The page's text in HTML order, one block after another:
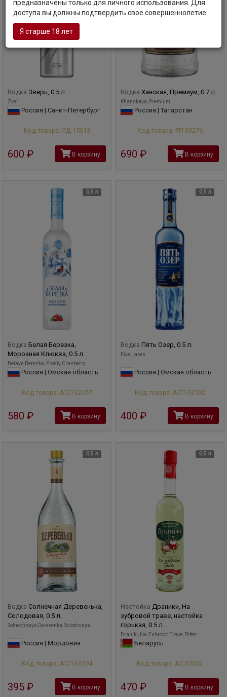
Водка Зверь, 0.5 л.
Zver
Россия | Санкт-Петербург
Код товара: ЛД-15313
600 В корзину
Водка Ханская, Премиум, 0.7 л.
Khanskaya, Premium
Россия | Татарстан
Код товара: РП-30276
690 В корзину
0,5 л
Водка Белая Березка,
Морозная Клюква, 0.5 л.
Belaya Berezka, Frosty Cranberry
Россия | Омская область
Код товара: АСП-32557
580 В корзину
0,5 л
Водка Пять Озер, 0.5 л.
Five Lakes
Россия | Омская область
Код товара: АСП-32592
400 В корзину
0,5 л
Водка Солнечная Деревенька,
Солодовая, 0.5 л.
Solnechnaya Derevenka, Solodovaya
Россия | Мордовия
Код товара: АСП-33594
395 В корзину
0,5 л
Настойка Драники, На
зубровой траве, настойка
горькая, 0.5 л.
Draniki, Na Zubrovoj Trave, Bitter
Беларусь
Код товара: АС-33632
470 В корзину
предназначены только для личного использования. Для
доступа вы должны подтвердить свое совершеннолетие.
Я старше 18 лет